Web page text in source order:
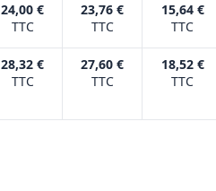
24,00 €
TTC
23,76 €
TTC
15,64 €
TTC
28,32 €
TTC
27,60 €
TTC
18,52 €
TTC